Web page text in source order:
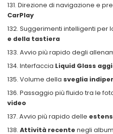
Direzione di navigazione e
CarPlay
Suggerimenti intelligenti per
e della tastiera
Avvio più rapido degli
Interfaccia Liquid Glass
Volume della sveglia
Passaggio più fluido tra le
video
Avvio più rapido delle
Attività recente negli